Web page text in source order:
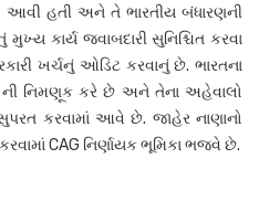
આવી હતી અને તે ભારતીય બંધારણની
કાર્ય જવાબદારી સુનિશ્ચિત કરવા
ખર્ચનું ઓડિટ કરવાનું છે. ભારતના
ની નિમણૂક કરે છે અને તેના અહેવાલો
કરવામાં આવે છે. જાહેર નાણાનો
CAG નિર્ણાયક ભૂમિકા ભજવે છે.